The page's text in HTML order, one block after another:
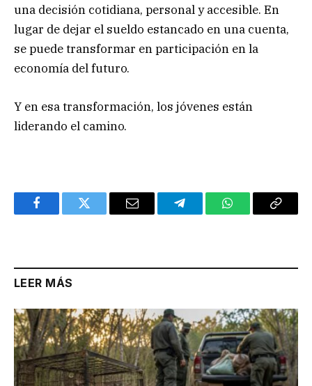
una decisión cotidiana, personal y accesible. En
lugar de dejar el sueldo estancado en una cuenta,
se puede transformar en participación en la
economía del futuro.
Y en esa transformación, los jóvenes están
liderando el camino.
FacebookTwitter Email TelegramWhatsAppCopy
LEER MÁS